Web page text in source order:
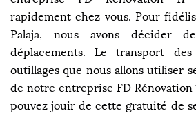
rapidement chez vous. Pour
Palaja, nous avons décider
déplacements. Le transport
outillages que nous allons utiliser
de notre entreprise FD Rénovation
pouvez jouir de cette gratuité de